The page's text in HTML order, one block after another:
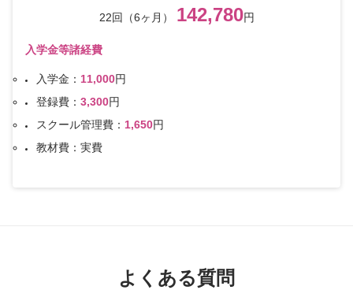
22回（6ヶ月） 142,780円
入学金等諸経費
入学金： 11,000円
登録費： 3,300円
スクール管理費： 1,650円
教材費：実費
よくある質問